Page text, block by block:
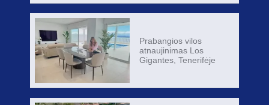
Prabangios vilos
atnaujinimas Los
Gigantes, Tenerifėje